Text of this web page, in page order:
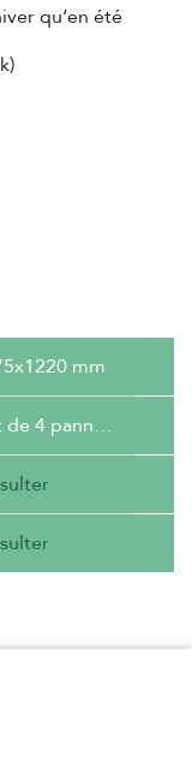
qu‘en été
mm
paquet de 4 panneaux